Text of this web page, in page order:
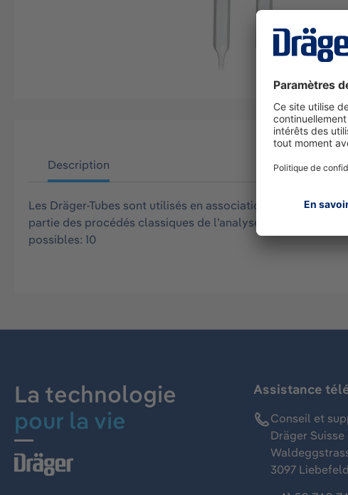
Description
Les Dräger-Tubes sont utilisés en association avec une
partie des procédés classiques de l’analyse des gaz. Ce
possibles: 10
La technologie
pour la vie
Assistance
Conseil et
Dräger Suisse
3097 Liebefeld